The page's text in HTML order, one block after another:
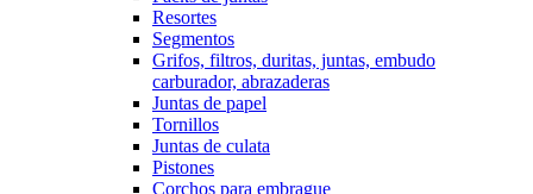
Resortes
Segmentos
Grifos, filtros, duritas, juntas, embudo
carburador, abrazaderas
Juntas de papel
Tornillos
Juntas de culata
Pistones
Corchos para embrague